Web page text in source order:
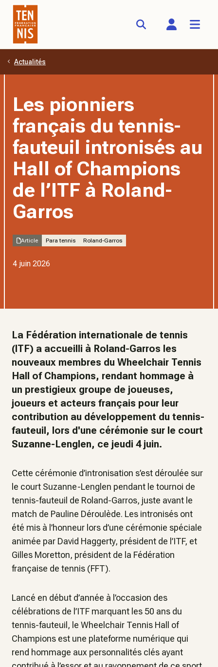
Aller au contenu principal
Actualités
Les pionniers
français du tennis-
fauteuil intronisés au
Hall of Champions
de l’ITF à Roland-
Garros
Article Para tennis Roland-Garros
4 juin 2026
La Fédération internationale de tennis
(ITF) a accueilli à Roland-Garros les
nouveaux membres du Wheelchair Tennis
Hall of Champions, rendant hommage à
un prestigieux groupe de joueuses,
joueurs et acteurs français pour leur
contribution au développement du tennis-
fauteuil, lors d'une cérémonie sur le court
Suzanne-Lenglen, ce jeudi 4 juin.
Cette cérémonie d’intronisation s’est déroulée sur
le court Suzanne-Lenglen pendant le tournoi de
tennis-fauteuil de Roland-Garros, juste avant le
match de Pauline Déroulède. Les intronisés ont
été mis à l’honneur lors d’une cérémonie spéciale
animée par David Haggerty, président de l’ITF, et
Gilles Moretton, président de la Fédération
française de tennis (FFT).
Lancé en début d’année à l’occasion des
célébrations de l’ITF marquant les 50 ans du
tennis-fauteuil, le Wheelchair Tennis Hall of
Champions est une plateforme numérique qui
rend hommage aux personnalités clés ayant